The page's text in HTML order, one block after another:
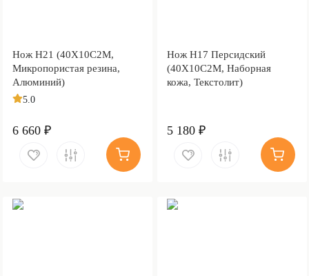
Нож Н21 (40Х10С2М,
Микропористая резина,
Алюминий)
5.0
6 660 ₽
Нож Н17 Персидский
(40Х10С2М, Наборная
кожа, Текстолит)
5 180 ₽